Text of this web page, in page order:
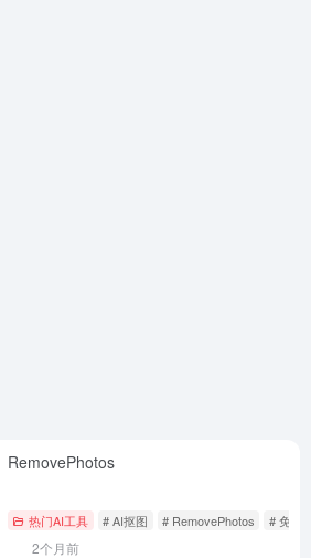
RemovePhotos
热门AI工具 # AI抠图 # RemovePhotos # 免费
2个月前